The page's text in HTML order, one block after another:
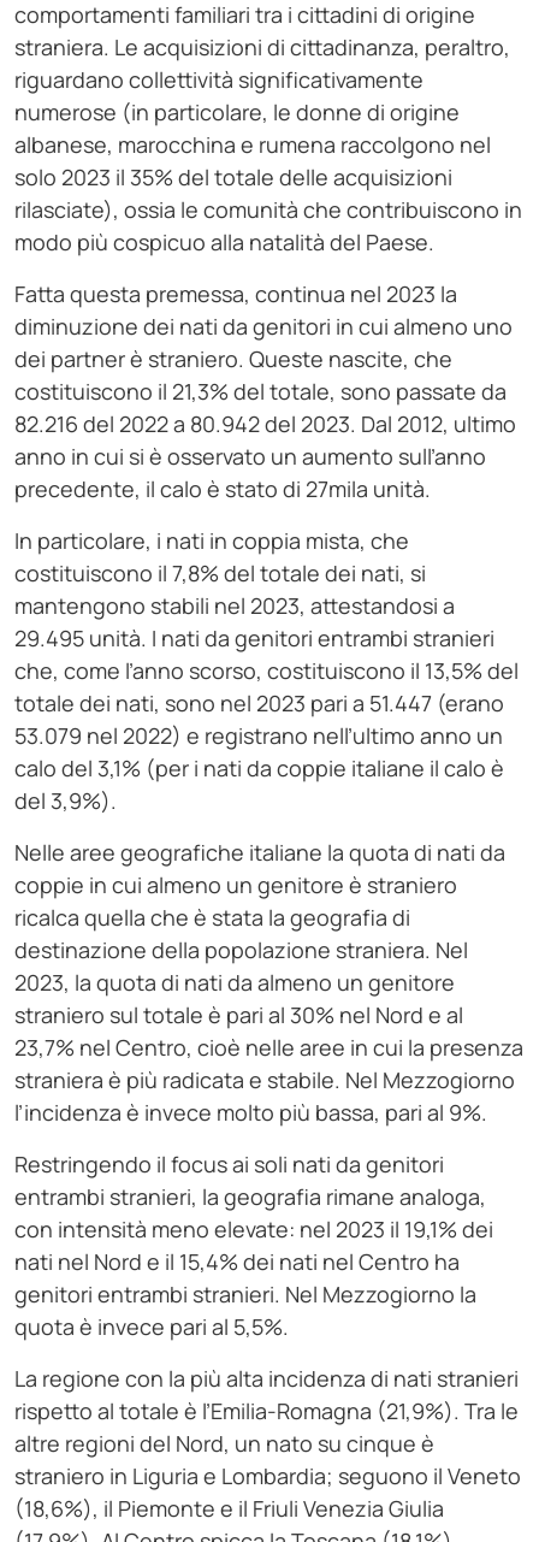
comportamenti familiari tra i cittadini di origine
straniera. Le acquisizioni di cittadinanza, peraltro,
riguardano collettività significativamente
numerose (in particolare, le donne di origine
albanese, marocchina e rumena raccolgono nel
solo 2023 il 35% del totale delle acquisizioni
rilasciate), ossia le comunità che contribuiscono in
modo più cospicuo alla natalità del Paese.
Fatta questa premessa, continua nel 2023 la
diminuzione dei nati da genitori in cui almeno uno
dei partner è straniero. Queste nascite, che
costituiscono il 21,3% del totale, sono passate da
82.216 del 2022 a 80.942 del 2023. Dal 2012, ultimo
anno in cui si è osservato un aumento sull’anno
precedente, il calo è stato di 27mila unità.
In particolare, i nati in coppia mista, che
costituiscono il 7,8% del totale dei nati, si
mantengono stabili nel 2023, attestandosi a
29.495 unità. I nati da genitori entrambi stranieri
che, come l’anno scorso, costituiscono il 13,5% del
totale dei nati, sono nel 2023 pari a 51.447 (erano
53.079 nel 2022) e registrano nell’ultimo anno un
calo del 3,1% (per i nati da coppie italiane il calo è
del 3,9%).
Nelle aree geografiche italiane la quota di nati da
coppie in cui almeno un genitore è straniero
ricalca quella che è stata la geografia di
destinazione della popolazione straniera. Nel
2023, la quota di nati da almeno un genitore
straniero sul totale è pari al 30% nel Nord e al
23,7% nel Centro, cioè nelle aree in cui la presenza
straniera è più radicata e stabile. Nel Mezzogiorno
l’incidenza è invece molto più bassa, pari al 9%.
Restringendo il focus ai soli nati da genitori
entrambi stranieri, la geografia rimane analoga,
con intensità meno elevate: nel 2023 il 19,1% dei
nati nel Nord e il 15,4% dei nati nel Centro ha
genitori entrambi stranieri. Nel Mezzogiorno la
quota è invece pari al 5,5%.
La regione con la più alta incidenza di nati stranieri
rispetto al totale è l’Emilia-Romagna (21,9%). Tra le
altre regioni del Nord, un nato su cinque è
straniero in Liguria e Lombardia; seguono il Veneto
(18,6%), il Piemonte e il Friuli Venezia Giulia